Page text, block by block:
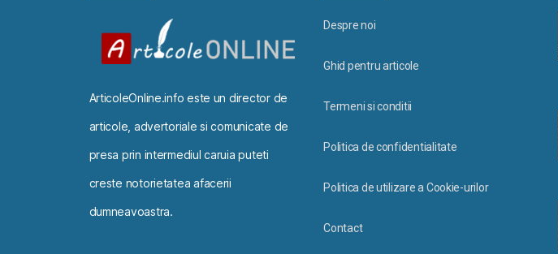
ArticoleOnline.info este un director de
articole, advertoriale si comunicate de
presa prin intermediul caruia puteti
creste notorietatea afacerii
dumneavoastra.
Despre noi
Ghid pentru articole
Termeni si conditii
Politica de confidentialitate
Politica de utilizare a Cookie-urilor
Contact